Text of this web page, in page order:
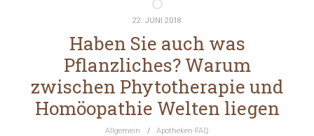
22. JUNI 2018
Haben Sie auch was
Pflanzliches? Warum
zwischen Phytotherapie und
Homöopathie Welten liegen
Allgemein / Apotheken-FAQ